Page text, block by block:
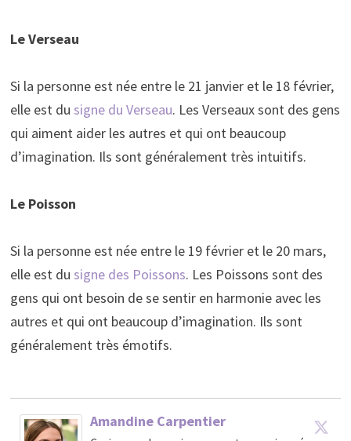
Le Verseau
Si la personne est née entre le 21 janvier et le 18 février,
elle est du signe du Verseau. Les Verseaux sont des gens
qui aiment aider les autres et qui ont beaucoup
d’imagination. Ils sont généralement très intuitifs.
Le Poisson
Si la personne est née entre le 19 février et le 20 mars,
elle est du signe des Poissons. Les Poissons sont des
gens qui ont besoin de se sentir en harmonie avec les
autres et qui ont beaucoup d’imagination. Ils sont
généralement très émotifs.
Amandine Carpentier